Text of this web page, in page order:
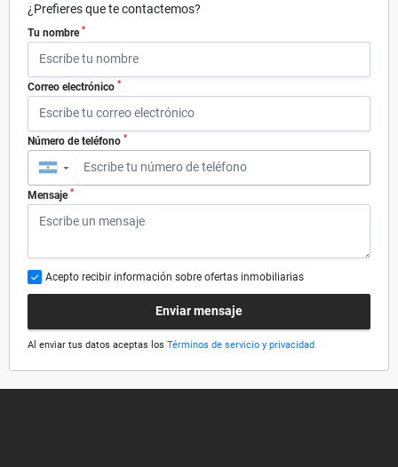
¿Prefieres que te contactemos?
Tu nombre *
Correo electrónico *
Número de teléfono *
▼
Mensaje *
Acepto recibir información sobre ofertas inmobiliarias
Enviar mensaje
Al enviar tus datos aceptas los Términos de servicio y privacidad